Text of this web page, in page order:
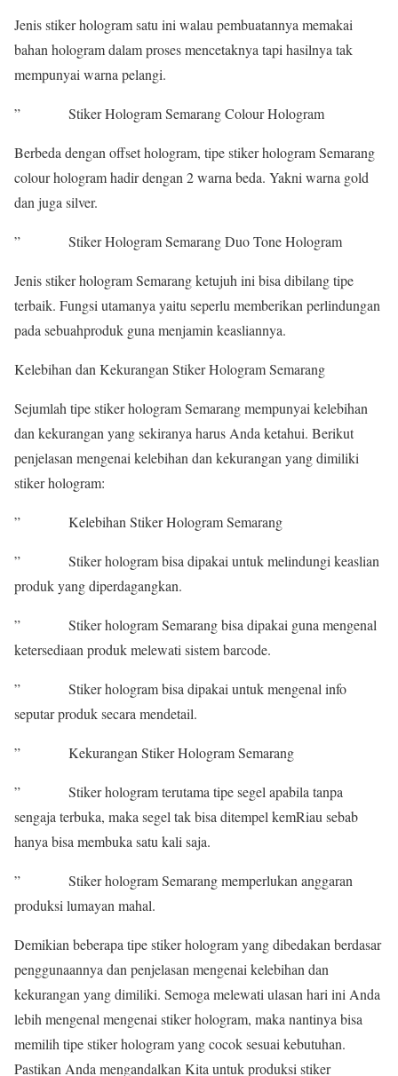
Jenis stiker hologram satu ini walau pembuatannya memakai
bahan hologram dalam proses mencetaknya tapi hasilnya tak
mempunyai warna pelangi.
” Stiker Hologram Semarang Colour Hologram
Berbeda dengan offset hologram, tipe stiker hologram Semarang
colour hologram hadir dengan 2 warna beda. Yakni warna gold
dan juga silver.
” Stiker Hologram Semarang Duo Tone Hologram
Jenis stiker hologram Semarang ketujuh ini bisa dibilang tipe
terbaik. Fungsi utamanya yaitu seperlu memberikan perlindungan
pada sebuahproduk guna menjamin keasliannya.
Kelebihan dan Kekurangan Stiker Hologram Semarang
Sejumlah tipe stiker hologram Semarang mempunyai kelebihan
dan kekurangan yang sekiranya harus Anda ketahui. Berikut
penjelasan mengenai kelebihan dan kekurangan yang dimiliki
stiker hologram:
” Kelebihan Stiker Hologram Semarang
” Stiker hologram bisa dipakai untuk melindungi keaslian
produk yang diperdagangkan.
” Stiker hologram Semarang bisa dipakai guna mengenal
ketersediaan produk melewati sistem barcode.
” Stiker hologram bisa dipakai untuk mengenal info
seputar produk secara mendetail.
” Kekurangan Stiker Hologram Semarang
” Stiker hologram terutama tipe segel apabila tanpa
sengaja terbuka, maka segel tak bisa ditempel kemRiau sebab
hanya bisa membuka satu kali saja.
” Stiker hologram Semarang memperlukan anggaran
produksi lumayan mahal.
Demikian beberapa tipe stiker hologram yang dibedakan berdasar
penggunaannya dan penjelasan mengenai kelebihan dan
kekurangan yang dimiliki. Semoga melewati ulasan hari ini Anda
lebih mengenal mengenai stiker hologram, maka nantinya bisa
memilih tipe stiker hologram yang cocok sesuai kebutuhan.
Pastikan Anda mengandalkan Kita untuk produksi stiker